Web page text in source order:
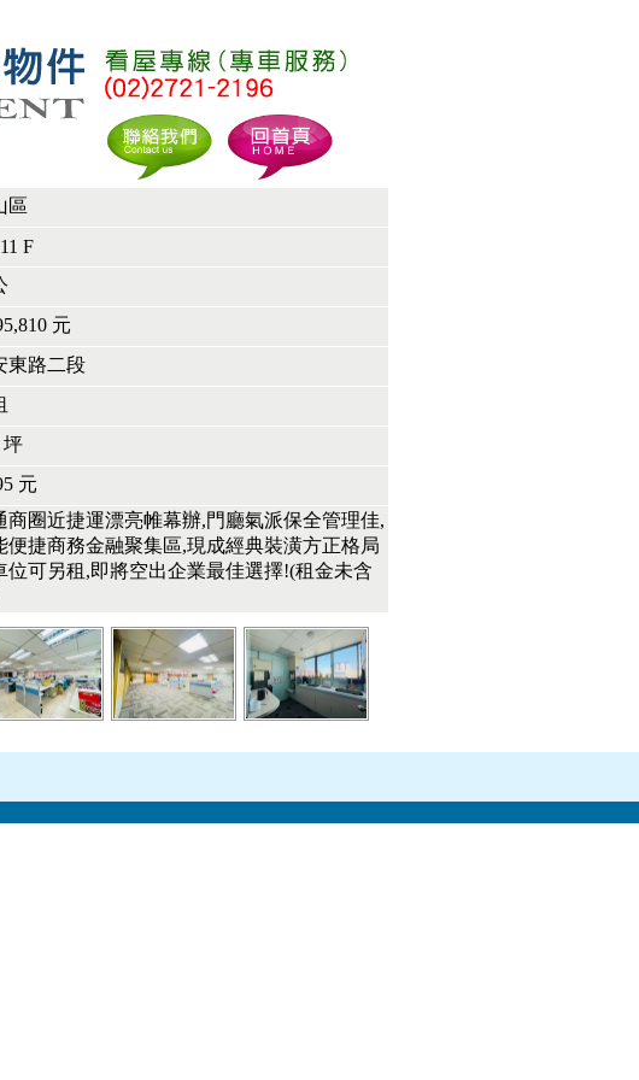
區
F
元
東路二段
坪
元
商圈近捷運漂亮帷幕辦,門廳氣派保全管理佳,
便捷商務金融聚集區,現成經典裝潢方正格局
位可另租,即將空出企業最佳選擇!(租金未含